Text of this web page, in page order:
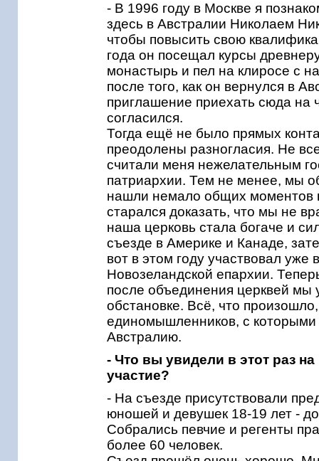
- В 1996 году в Москве я
здесь в Австралии Николаем
чтобы повысить свою
года он посещал курсы
монастырь и пел на клиросе с
после того, как он вернулся в
приглашение приехать сюда на
согласился.
Тогда ещё не было прямых
преодолены разногласия. Не
считали меня нежелательным
патриархии. Тем не менее, мы
нашли немало общих моментов
старался доказать, что мы не
наша церковь стала богаче и
съезде в Америке и Канаде,
вот в этом году участвовал
Новозеландской епархии.
после объединения церквей
обстановке. Всё, что
единомышленников, с
Австралию.
- Что вы увидели в этот раз
участие?
- На съезде присутствовали
юношей и девушек 18-19 лет -
Собрались певчие и регенты
более 60 человек.